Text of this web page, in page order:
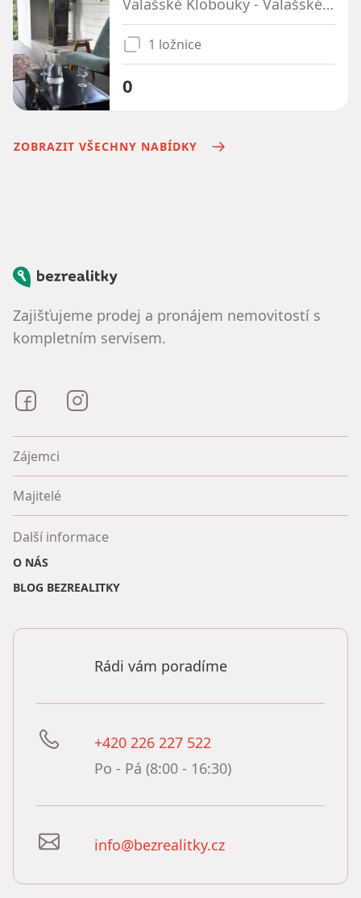
1 ložnice
0
ZOBRAZIT VŠECHNY NABÍDKY
Bezrealitky
Zajišťujeme prodej a pronájem nemovitostí s
kompletním servisem.
Bezrealitky na Facebooku
Zájemci
Majitelé
Další informace
O NÁS
BLOG BEZREALITKY
Rádi vám poradíme
+420 226 227 522
Po - Pá (8:00 - 16:30)
info@bezrealitky.cz